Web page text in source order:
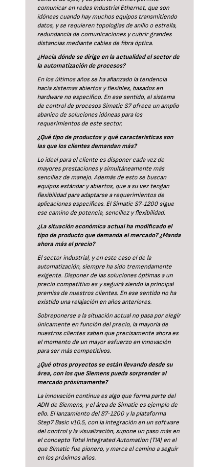
comunicar en redes Industrial Ethernet, que son
idóneas cuando hay muchos equipos transmitiendo
datos, y se requieren topologías de anillo o estrella,
redundancia de comunicaciones y cubrir grandes
distancias mediante cables de fibra óptica.
¿Hacia dónde se dirige en la actualidad el sector de
la automatización de procesos?
En los últimos años se ha afianzado la tendencia
hacía sistemas abiertos y flexibles, basados en
hardware no específico. En ese sentido, el sistema
de control de procesos Simatic S7 ofrece un amplio
abanico de soluciones idóneas para los
requerimientos de este sector.
¿Qué tipo de productos y qué características son
las que los clientes demandan más?
Lo ideal para el cliente es disponer cada vez de
mayores prestaciones y simultáneamente más
sencillez de manejo. Además de esto se buscan
equipos estándar y abiertos, que a su vez tengan
flexibilidad para adaptarse a requerimientos de
aplicaciones específicas. El Simatic S7-1200 sigue
ese camino de potencia, sencillez y flexibilidad.
¿La situación económica actual ha modificado el
tipo de producto que demanda el mercado? ¿Manda
ahora más el precio?
El sector industrial, y en este caso el de la
automatización, siempre ha sido tremendamente
exigente. Disponer de las soluciones óptimas a un
precio competitivo es y seguirá siendo la principal
premisa de nuestros clientes. En ese sentido no ha
existido una relajación en años anteriores.
Sobreponerse a la situación actual no pasa por elegir
únicamente en función del precio, la mayoría de
nuestros clientes saben que precisamente ahora es
el momento de un mayor esfuerzo en innovación
para ser más competitivos.
¿Qué otros proyectos se están llevando desde su
área, con los que Siemens pueda sorprender al
mercado próximamente?
La innovación continua es algo que forma parte del
ADN de Siemens, y el área de Simatic es ejemplo de
ello. El lanzamiento del S7-1200 y la plataforma
Step7 Basic v10.5, con la integración en un software
del control y la visualización, supone un paso más en
el concepto Total Integrated Automation (TIA) en el
que Simatic fue pionero, y marca el camino a seguir
en los próximos años.